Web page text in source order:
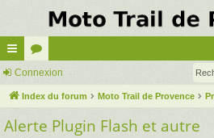
cc
ès
ra
or
u
m
Connexion
Index du forum Moto Trail de Provence
Alerte Plugin Flash et autre